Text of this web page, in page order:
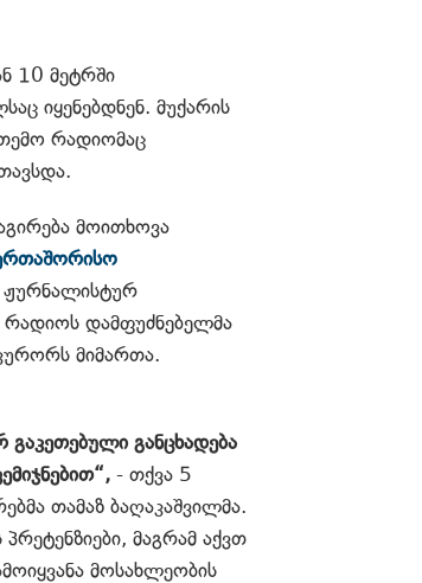
10 მეტრში
იყენებდნენ. მუქარის
რადიომაც
მოითხოვა
ჟურნალისტურ
რადიოს დამფუძნებელმა
მიმართა.
განცხადება
- თქვა 5
თამაზ ბაღაკაშვილმა.
მაგრამ აქვთ
მოსახლეობის